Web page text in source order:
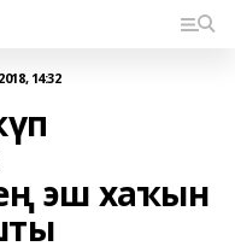
14:32
эш хаҡын